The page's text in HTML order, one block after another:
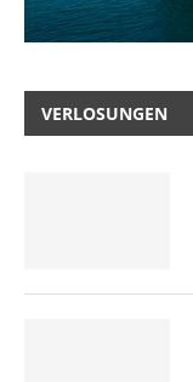
VERLOSUNGEN